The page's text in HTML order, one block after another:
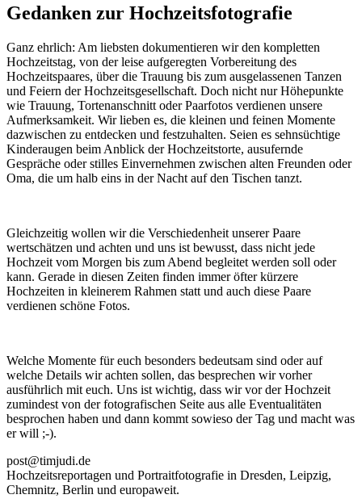
Gedanken zur Hochzeitsfotografie
Ganz ehrlich: Am liebsten dokumentieren wir den kompletten
Hochzeitstag, von der leise aufgeregten Vorbereitung des
Hochzeitspaares, über die Trauung bis zum ausgelassenen Tanzen
und Feiern der Hochzeitsgesellschaft. Doch nicht nur Höhepunkte
wie Trauung, Tortenanschnitt oder Paarfotos verdienen unsere
Aufmerksamkeit. Wir lieben es, die kleinen und feinen Momente
dazwischen zu entdecken und festzuhalten. Seien es sehnsüchtige
Kinderaugen beim Anblick der Hochzeitstorte, ausufernde
Gespräche oder stilles Einvernehmen zwischen alten Freunden oder
Oma, die um halb eins in der Nacht auf den Tischen tanzt.
Gleichzeitig wollen wir die Verschiedenheit unserer Paare
wertschätzen und achten und uns ist bewusst, dass nicht jede
Hochzeit vom Morgen bis zum Abend begleitet werden soll oder
kann. Gerade in diesen Zeiten finden immer öfter kürzere
Hochzeiten in kleinerem Rahmen statt und auch diese Paare
verdienen schöne Fotos.
Welche Momente für euch besonders bedeutsam sind oder auf
welche Details wir achten sollen, das besprechen wir vorher
ausführlich mit euch. Uns ist wichtig, dass wir vor der Hochzeit
zumindest von der fotografischen Seite aus alle Eventualitäten
besprochen haben und dann kommt sowieso der Tag und macht was
er will ;-).
post@timjudi.de
Hochzeitsreportagen und Portraitfotografie in Dresden, Leipzig,
Chemnitz, Berlin und europaweit.